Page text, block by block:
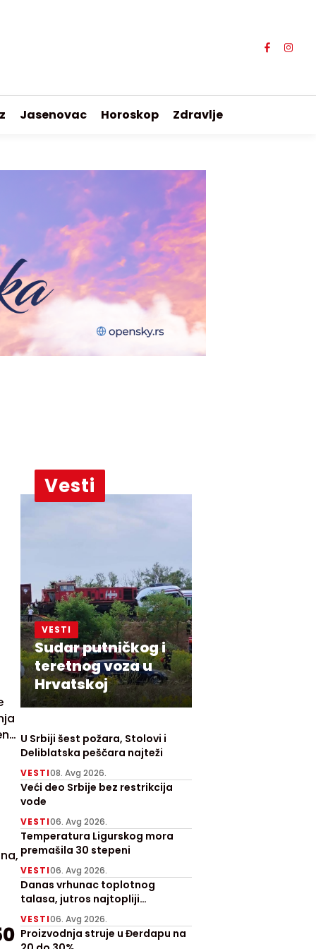
Jasenovac Horoskop Zdravlje
Vesti
VESTI
Sudar putničkog i
teretnog voza u
Hrvatskoj
U Srbiji šest požara, Stolovi i
Deliblatska peščara najteži
VESTI08. Avg 2026.
Veći deo Srbije bez restrikcija
vode
VESTI06. Avg 2026.
Temperatura Ligurskog mora
premašila 30 stepeni
VESTI06. Avg 2026.
Danas vrhunac toplotnog
talasa, jutros najtopliji
Zrenjanjin sa 30 stepeni
VESTI06. Avg 2026.
Proizvodnja struje u Đerdapu na